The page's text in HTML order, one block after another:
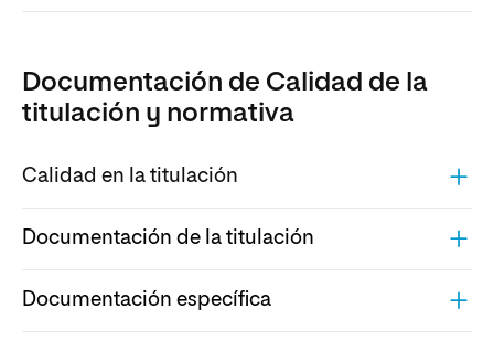
Documentación de Calidad de la
titulación y normativa
Calidad en la titulación
Documentación de la titulación
Documentación específica